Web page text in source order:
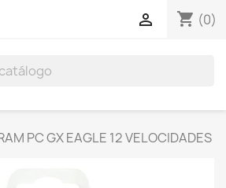
shopping_cart (0)

PC GX EAGLE 12 VELOCIDADES